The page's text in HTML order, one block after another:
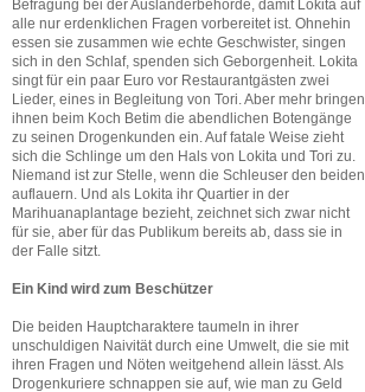
Befragung bei der Ausländerbehörde, damit Lokita auf
alle nur erdenklichen Fragen vorbereitet ist. Ohnehin
essen sie zusammen wie echte Geschwister, singen
sich in den Schlaf, spenden sich Geborgenheit. Lokita
singt für ein paar Euro vor Restaurantgästen zwei
Lieder, eines in Begleitung von Tori. Aber mehr bringen
ihnen beim Koch Betim die abendlichen Botengänge
zu seinen Drogenkunden ein. Auf fatale Weise zieht
sich die Schlinge um den Hals von Lokita und Tori zu.
Niemand ist zur Stelle, wenn die Schleuser den beiden
auflauern. Und als Lokita ihr Quartier in der
Marihuanaplantage bezieht, zeichnet sich zwar nicht
für sie, aber für das Publikum bereits ab, dass sie in
der Falle sitzt.
Ein Kind wird zum Beschützer
Die beiden Hauptcharaktere taumeln in ihrer
unschuldigen Naivität durch eine Umwelt, die sie mit
ihren Fragen und Nöten weitgehend allein lässt. Als
Drogenkuriere schnappen sie auf, wie man zu Geld